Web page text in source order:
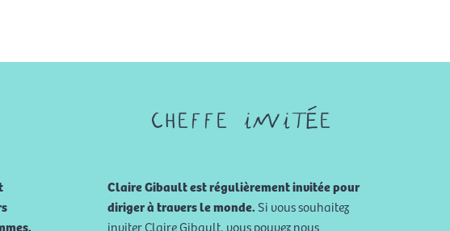
cheffe invitée
Claire Gibault est régulièrement invitée pour
diriger à travers le monde. Si vous souhaitez
inviter Claire Gibault, vous pouvez nous